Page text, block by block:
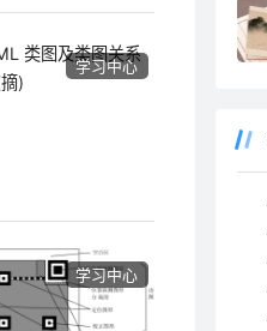
学习中心
学习中心